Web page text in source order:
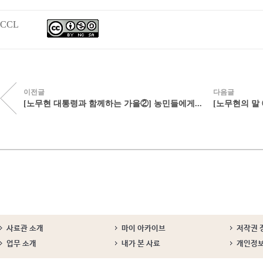
CCL
이전글
[노무현 대통령과 함께하는 가을②] 농민들에게...
다음글
[노무현의
사료관 소개 마이 아카이브
저작권
업무 소개
내가 본 사료 개인정